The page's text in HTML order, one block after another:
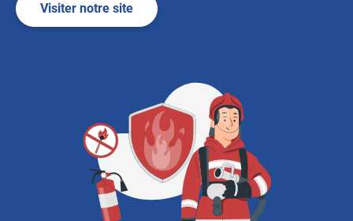
Visiter notre site